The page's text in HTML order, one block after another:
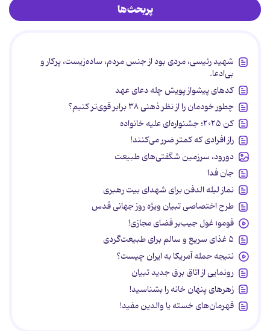
پربحث‌ها
شهید رئیسی، مردی بود از جنس مردم، ساده‌زیست، پرکار و
بی‌ادعا.
کدهای پیشواز پویش چله دعای عهد
چطور خودمان را از نظر ذهنی ۳۸ برابر قوی‌تر کنیم؟
کن ۲۰۲۵؛ جشنواره‌ای علیه خانواده
راز افرادی که کمتر ضرر می‌کنند!
دورود، سرزمین شگفتی‌های طبیعت
جان فدا
نماز لیله الدفن برای شهدای بیت رهبری
طرح اختصاصی تبیان ویژه روز جهانی قدس
فومو؛ غول جیب‌بر فضای مجازی!
۵ غذای سریع و سالم برای طبیعت‌گردی
نتیجه حمله آمریکا به ایران چیست؟
رونمایی از اتاق برق جدید تبیان
زهرهای پنهان خانه را بشناسید!
قهرمان‌های خسته یا والدین مفید!